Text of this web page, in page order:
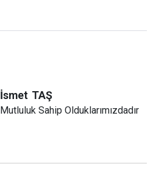
İsmet TAŞ
Mutluluk Sahip Olduklarımızdadır